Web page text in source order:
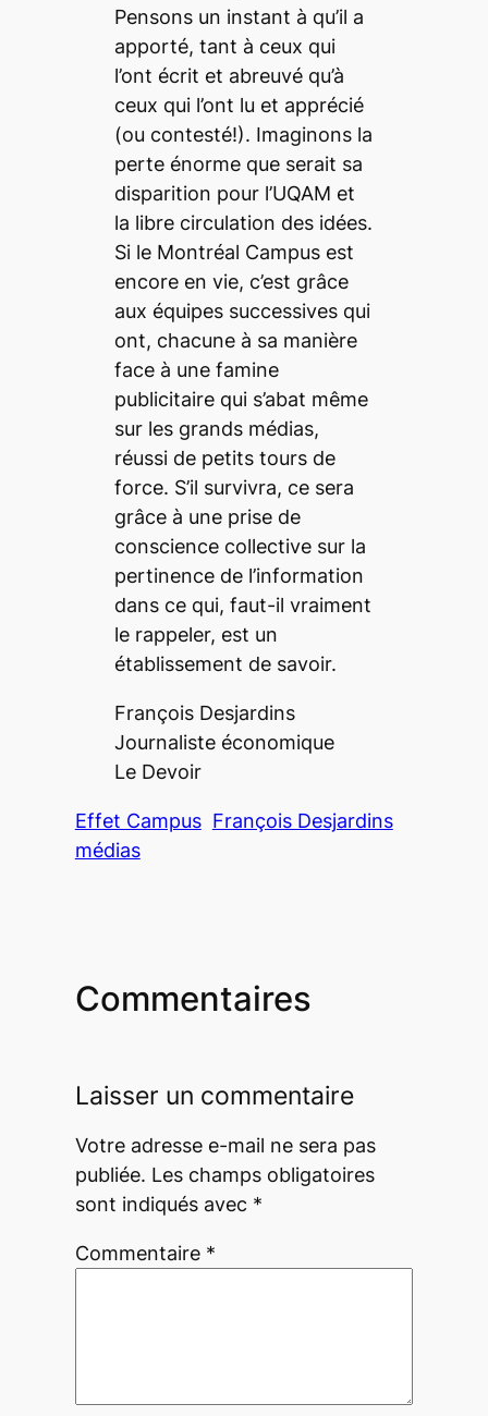
Pensons un instant à qu’il a
apporté, tant à ceux qui
l’ont écrit et abreuvé qu’à
ceux qui l’ont lu et apprécié
(ou contesté!). Imaginons la
perte énorme que serait sa
disparition pour l’UQAM et
la libre circulation des idées.
Si le Montréal Campusest
encore en vie, c’est grâce
aux équipes successives qui
ont, chacune à sa manière
face à une famine
publicitaire qui s’abat même
sur les grands médias,
réussi de petits tours de
force. S’il survivra, ce sera
grâce à une prise de
conscience collective sur la
pertinence de l’information
dans ce qui, faut-il vraiment
le rappeler, est un
établissement de savoir.
François Desjardins
Journaliste économique
Le Devoir
Effet Campus François Desjardins
médias
Commentaires
Laisser un commentaire
Votre adresse e-mail ne sera pas
publiée. Les champs obligatoires
sont indiqués avec *
Commentaire *